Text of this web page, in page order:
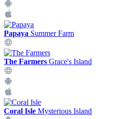
Papaya Summer Farm
The Farmers Grace's Island
Coral Isle Mysterious Island